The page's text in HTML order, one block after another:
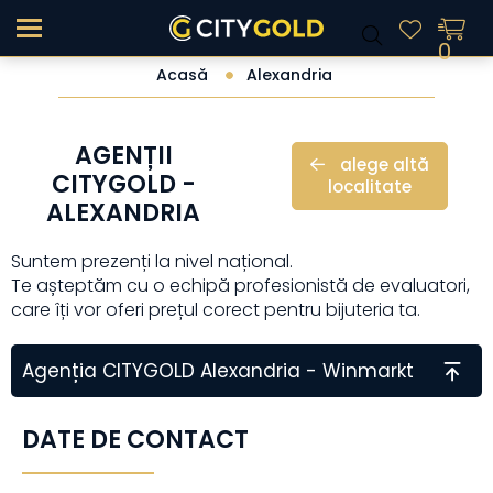
0
Acasă Alexandria
AGENȚII
CITYGOLD -
ALEXANDRIA
alege altă
localitate
Suntem prezenți la nivel național.
Te așteptăm cu o echipă profesionistă de evaluatori,
care îți vor oferi prețul corect pentru bijuteria ta.
Agenția CITYGOLD Alexandria - Winmarkt
DATE DE CONTACT